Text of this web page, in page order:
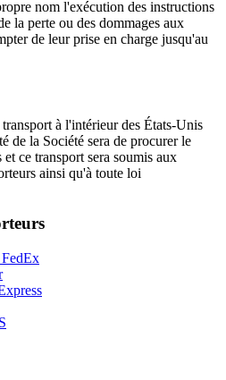
nom l'exécution des instructions
la perte ou des dommages aux
de leur prise en charge jusqu'au
à l'intérieur des États-Unis
de la Société sera de procurer le
ce transport sera soumis aux
ainsi qu'à toute loi